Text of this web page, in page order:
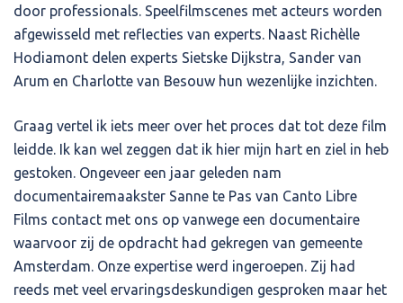
door professionals. Speelfilmscenes met acteurs worden
afgewisseld met reflecties van experts. Naast Richèlle
Hodiamont delen experts Sietske Dijkstra, Sander van
Arum en Charlotte van Besouw hun wezenlijke inzichten.
Graag vertel ik iets meer over het proces dat tot deze film
leidde. Ik kan wel zeggen dat ik hier mijn hart en ziel in heb
gestoken. Ongeveer een jaar geleden nam
documentairemaakster Sanne te Pas van Canto Libre
Films contact met ons op vanwege een documentaire
waarvoor zij de opdracht had gekregen van gemeente
Amsterdam. Onze expertise werd ingeroepen. Zij had
reeds met veel ervaringsdeskundigen gesproken maar het